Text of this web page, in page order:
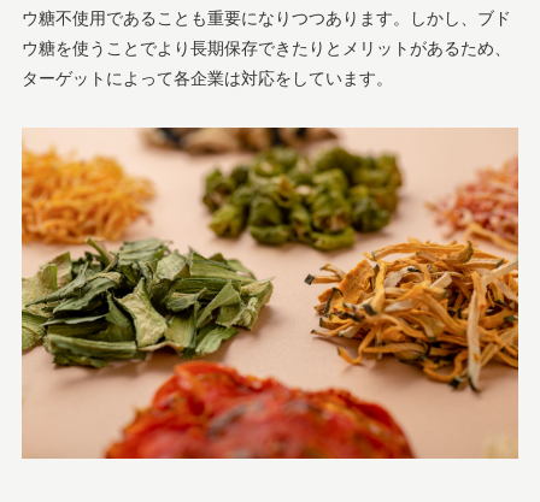
ウ糖不使用であることも重要になりつつあります。しかし、ブド
ウ糖を使うことでより長期保存できたりとメリットがあるため、
ターゲットによって各企業は対応をしています。